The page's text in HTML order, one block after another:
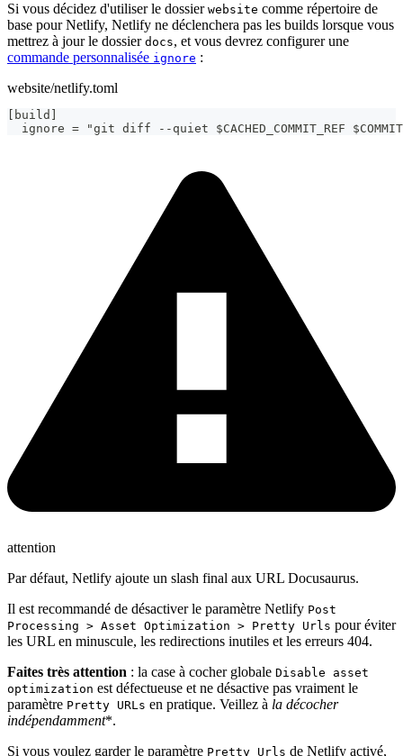
Si vous décidez d'utiliser le dossier website comme répertoire de
base pour Netlify, Netlify ne déclenchera pas les builds lorsque vous
mettrez à jour le dossier docs, et vous devrez configurer une
commande personnalisée ignore :
website/netlify.toml
[build]
ignore = "git diff --quiet $CACHED_COMMIT_REF
attention
Par défaut, Netlify ajoute un slash final aux URL Docusaurus.
Il est recommandé de désactiver le paramètre Netlify Post
Processing > Asset Optimization > Pretty Urls pour éviter
les URL en minuscule, les redirections inutiles et les erreurs 404.
Faites très attention : la case à cocher globale Disable asset
optimization est défectueuse et ne désactive pas vraiment le
paramètre Pretty URLs en pratique. Veillez à la décocher
indépendamment*.
Si vous voulez garder le paramètre Pretty Urls de Netlify activé,